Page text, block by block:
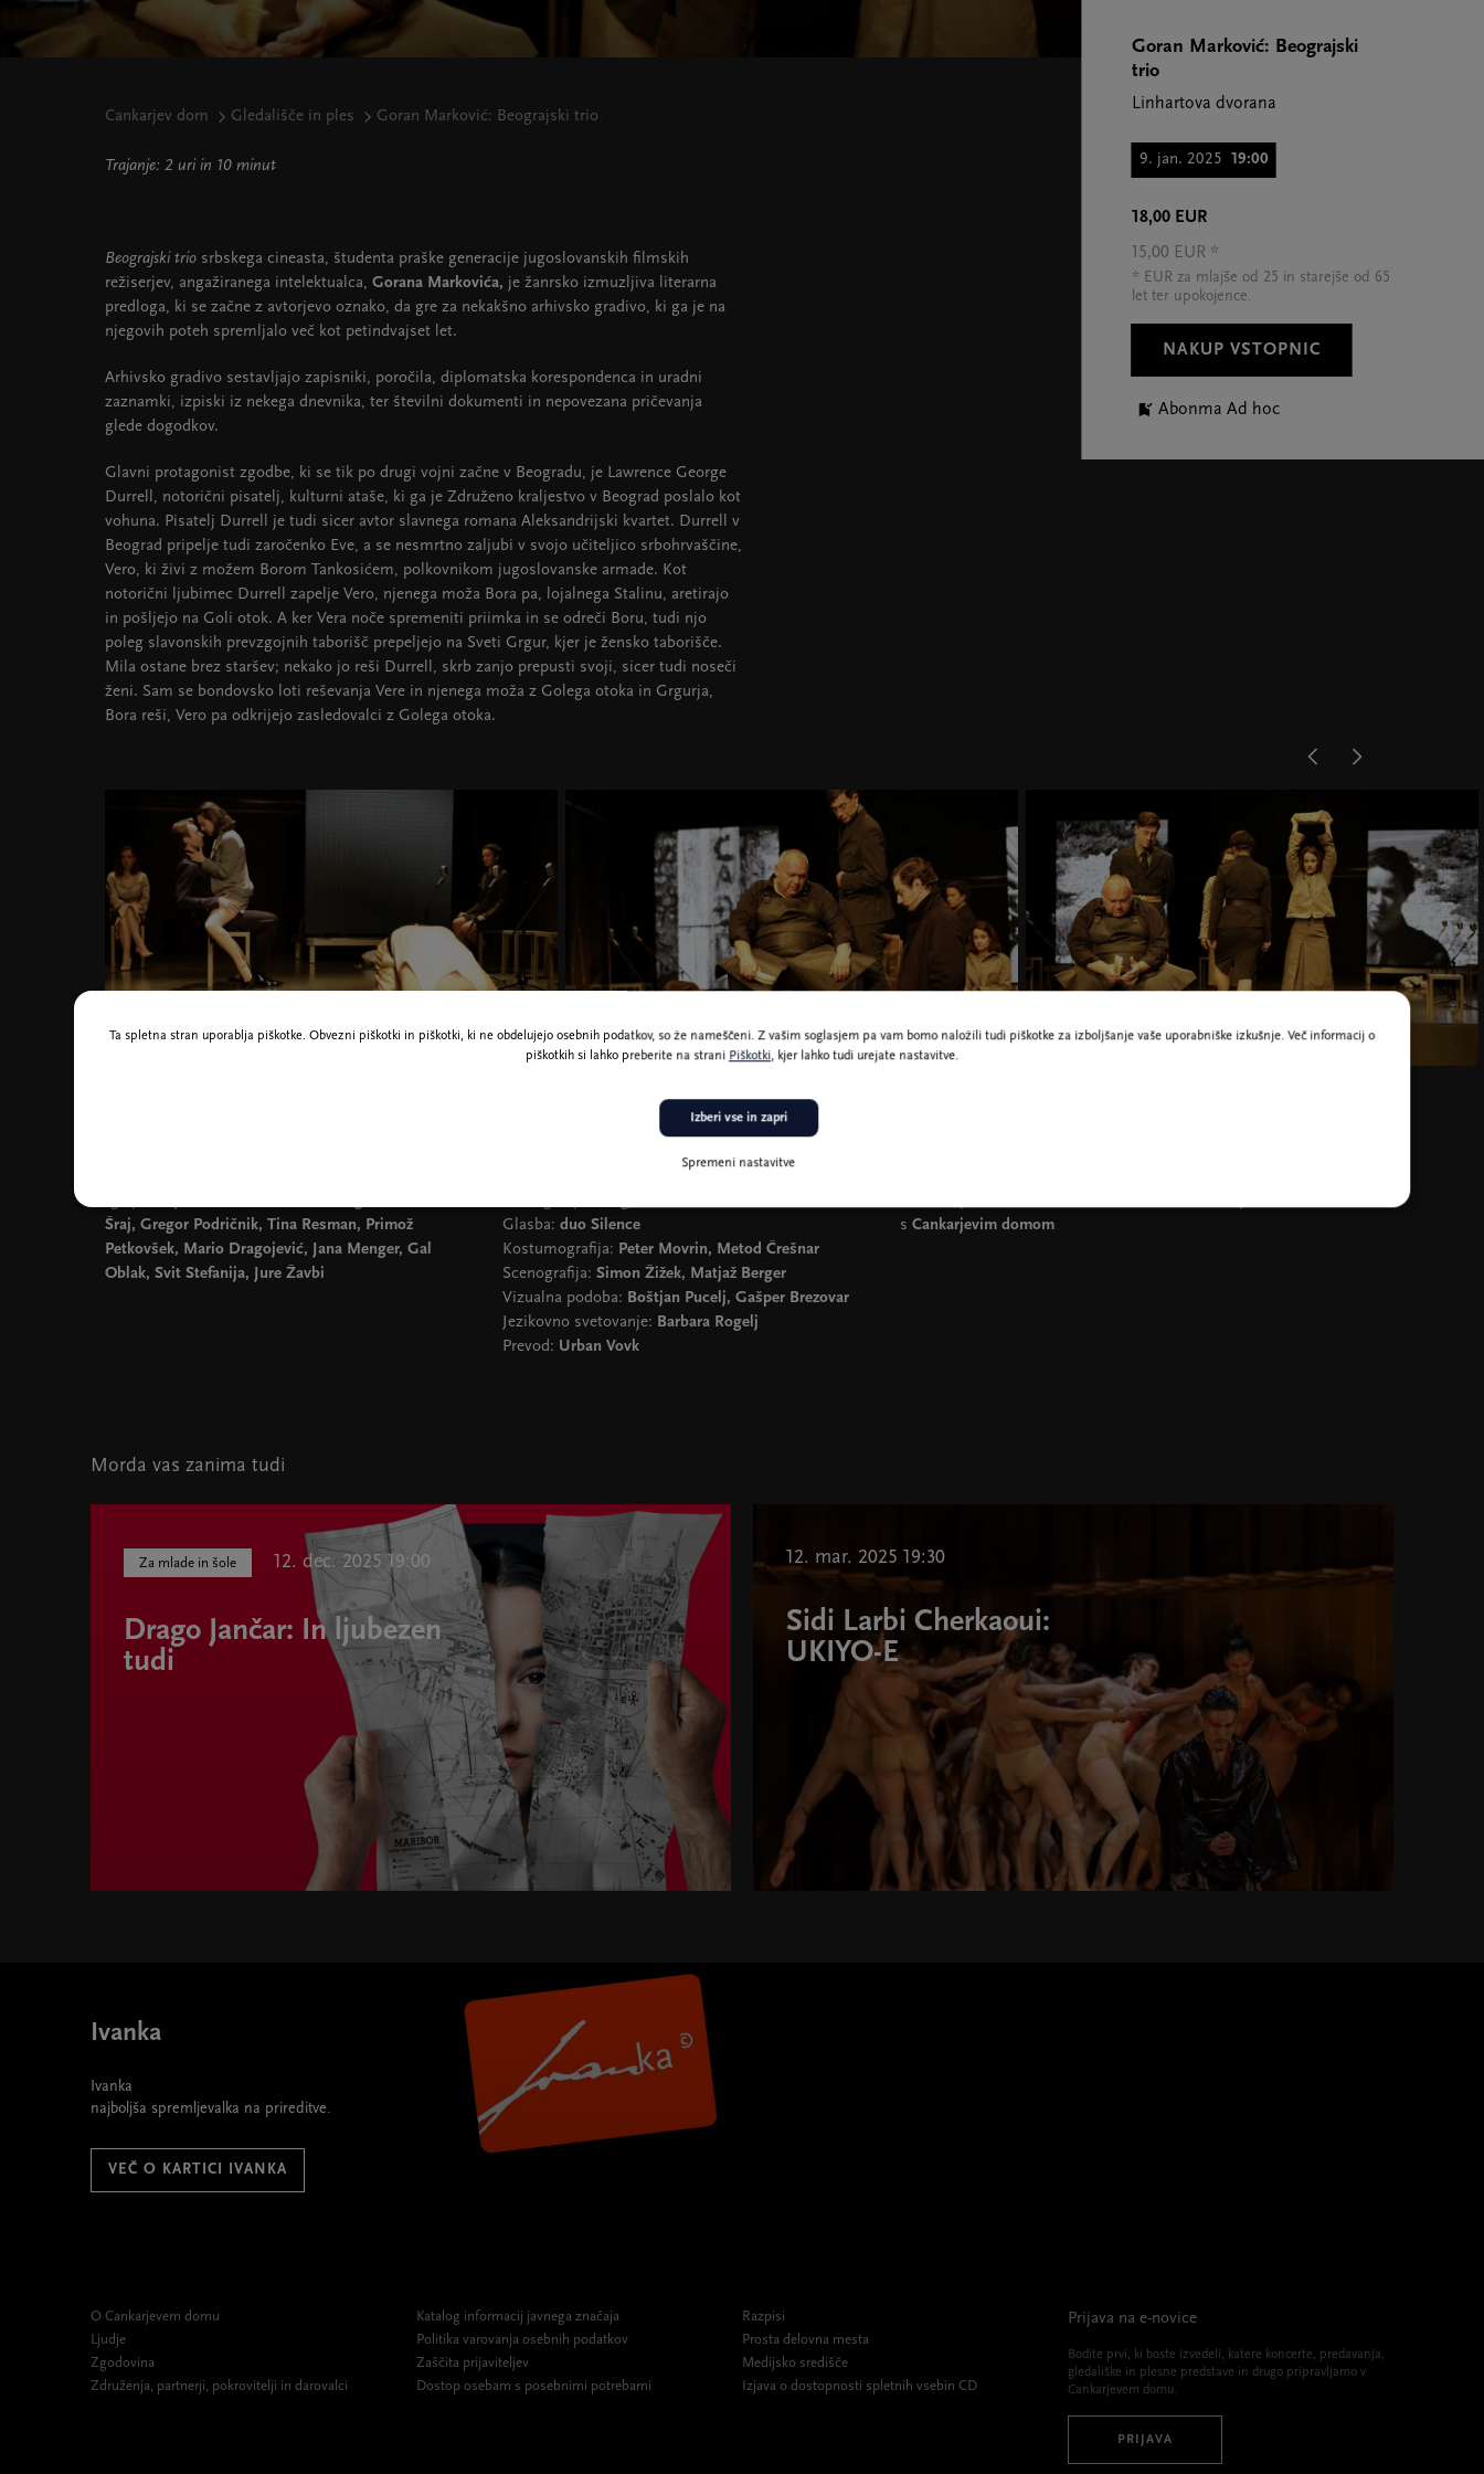
Cankarjev dom Gledališče in ples Goran Marković: Beograjski trio
Trajanje: 2 uri in 10 minut
Beograjski trio srbskega cineasta, študenta praške generacije jugoslovanskih filmskih
režiserjev, angažiranega intelektualca, Gorana Markovića, je žanrsko izmuzljiva literarna
predloga, ki se začne z avtorjevo oznako, da gre za nekakšno arhivsko gradivo, ki ga je na
njegovih poteh spremljalo več kot petindvajset let.
Arhivsko gradivo sestavljajo zapisniki, poročila, diplomatska korespondenca in uradni
zaznamki, izpiski iz nekega dnevnika, ter številni dokumenti in nepovezana pričevanja
glede dogodkov.
Glavni protagonist zgodbe, ki se tik po drugi vojni začne v Beogradu, je Lawrence George
Durrell, notorični pisatelj, kulturni ataše, ki ga je Združeno kraljestvo v Beograd poslalo kot
vohuna. Pisatelj Durrell je tudi sicer avtor slavnega romana Aleksandrijski kvartet. Durrell v
Beograd pripelje tudi zaročenko Eve, a se nesmrtno zaljubi v svojo učiteljico srbohrvaščine,
Vero, ki živi z možem Borom Tankosićem, polkovnikom jugoslovanske armade. Kot
notorični ljubimec Durrell zapelje Vero, njenega moža Bora pa, lojalnega Stalinu, aretirajo
in pošljejo na Goli otok. A ker Vera noče spremeniti priimka in se odreči Boru, tudi njo
poleg slavonskih prevzgojnih taborišč prepeljejo na Sveti Grgur, kjer je žensko taborišče.
Mila ostane brez staršev; nekako jo reši Durrell, skrb zanjo prepusti svoji, sicer tudi noseči
ženi. Sam se bondovsko loti reševanja Vere in njenega moža z Golega otoka in Grgurja,
Bora reši, Vero pa odkrijejo zasledovalci z Golega otoka.
Goran Marković: Beograjski
trio
Linhartova dvorana
9. jan. 2025 19:00
18,00 EUR
15,00 EUR *
* EUR za mlajše od 25 in starejše od 65
let ter upokojence.
NAKUP VSTOPNIC
Abonma Ad hoc
Šraj, Gregor Podričnik, Tina Resman, Primož
Petkovšek, Mario Dragojević, Jana Menger, Gal
Oblak, Svit Stefanija, Jure Žavbi
Glasba: duo Silence
Kostumografija: Peter Movrin, Metod Črešnar
Scenografija: Simon Žižek, Matjaž Berger
Vizualna podoba: Boštjan Pucelj, Gašper Brezovar
Jezikovno svetovanje: Barbara Rogelj
Prevod: Urban Vovk
s Cankarjevim domom
Morda vas zanima tudi
Za mlade in šole 12. dec. 2025 19:00
Drago Jančar: In ljubezen
tudi
12. mar. 2025 19:30
Sidi Larbi Cherkaoui:
UKIYO-E
Ivanka
Ivanka
najboljša spremljevalka na prireditve.
VEČ O KARTICI IVANKA
O Cankarjevem domu
Ljudje
Zgodovina
Združenja, partnerji, pokrovitelji in darovalci
Katalog informacij javnega značaja
Politika varovanja osebnih podatkov
Zaščita prijaviteljev
Dostop osebam s posebnimi potrebami
Razpisi
Prosta delovna mesta
Medijsko središče
Izjava o dostopnosti spletnih vsebin CD
Prijava na e-novice
Bodite prvi, ki boste izvedeli, katere koncerte, predavanja,
gledališke in plesne predstave in drugo pripravljamo v
Cankarjevem domu.
PRIJAVA
Ta spletna stran uporablja piškotke. Obvezni piškotki in piškotki, ki ne obdelujejo osebnih podatkov, so že nameščeni. Z vašim soglasjem pa vam bomo naložili tudi piškotke za izboljšanje vaše uporabniške izkušnje. Več informacij o
piškotkih si lahko preberite na strani Piškotki, kjer lahko tudi urejate nastavitve.
Spremeni nastavitve
Izberi vse in zapri